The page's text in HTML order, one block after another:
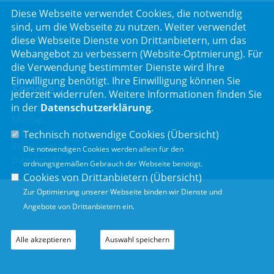
Luitpoldstr. 55
96052 Bamberg
Service
Kontakt
Impressum
Datenschutz
Diese Webseite verwendet Cookies, die notwendig
sind, um die Webseite zu nutzen. Weiter verwendet
diese Webseite Dienste von Drittanbietern, um das
Webangebot zu verbessern (Website-Optmierung). Für
die Verwendung bestimmter Dienste wird Ihre
Einwilligung benötigt. Ihre Einwilligung können Sie
jederzeit widerrufen. Weitere Informationen finden Sie
in der Datenschutzerklärung.
Technisch notwendige Cookies (Übersicht)
Die notwendigen Cookies werden allein für den
ordnungsgemäßen Gebrauch der Webseite benötigt.
Cookies von Drittanbietern (Übersicht)
Zur Optimierung unserer Webseite binden wir Dienste und
Angebote von Drittanbietern ein.
Alle akzeptieren Auswahl speichern